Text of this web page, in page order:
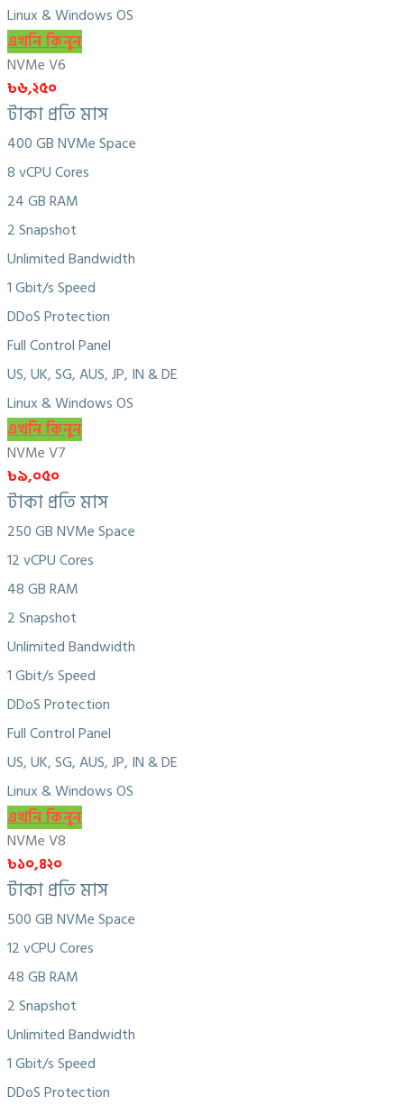
Linux & Windows OS
এখনি কিনুন
NVMe V6
৳৬,২৫০
টাকা প্রতি মাস
400 GB NVMe Space
8 vCPU Cores
24 GB RAM
2 Snapshot
Unlimited Bandwidth
1 Gbit/s Speed
DDoS Protection
Full Control Panel
US, UK, SG, AUS, JP, IN & DE
Linux & Windows OS
এখনি কিনুন
NVMe V7
৳৯,০৫০
টাকা প্রতি মাস
250 GB NVMe Space
12 vCPU Cores
48 GB RAM
2 Snapshot
Unlimited Bandwidth
1 Gbit/s Speed
DDoS Protection
Full Control Panel
US, UK, SG, AUS, JP, IN & DE
Linux & Windows OS
এখনি কিনুন
NVMe V8
৳১০,৪২০
টাকা প্রতি মাস
500 GB NVMe Space
12 vCPU Cores
48 GB RAM
2 Snapshot
Unlimited Bandwidth
1 Gbit/s Speed
DDoS Protection